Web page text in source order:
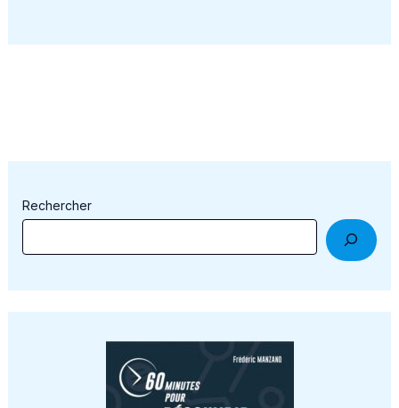
Rechercher